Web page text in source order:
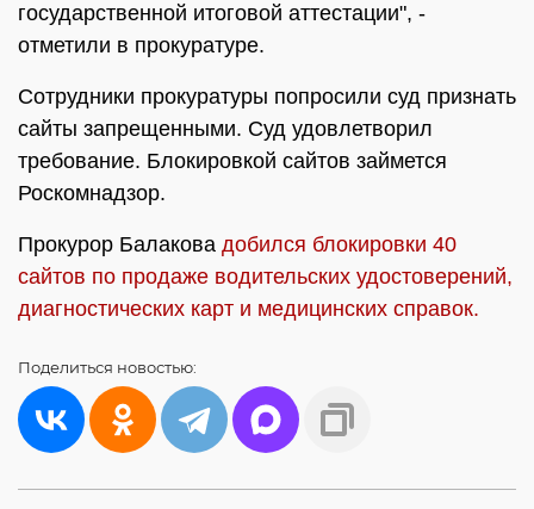
государственной итоговой аттестации", -
отметили в прокуратуре.
Сотрудники прокуратуры попросили суд признать
сайты запрещенными. Суд удовлетворил
требование. Блокировкой сайтов займется
Роскомнадзор.
Прокурор Балакова добился блокировки 40
сайтов по продаже водительских удостоверений,
диагностических карт и медицинских справок.
Поделиться новостью: